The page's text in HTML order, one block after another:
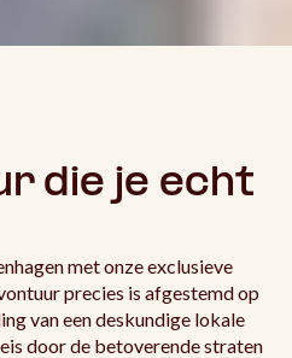
die je echt
met onze exclusieve
precies is afgestemd op
van een deskundige lokale
door de betoverende straten